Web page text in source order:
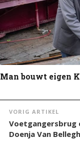
Man bouwt eigen
VORIG ARTIKEL
Voetgangersbrug
Doenja Van